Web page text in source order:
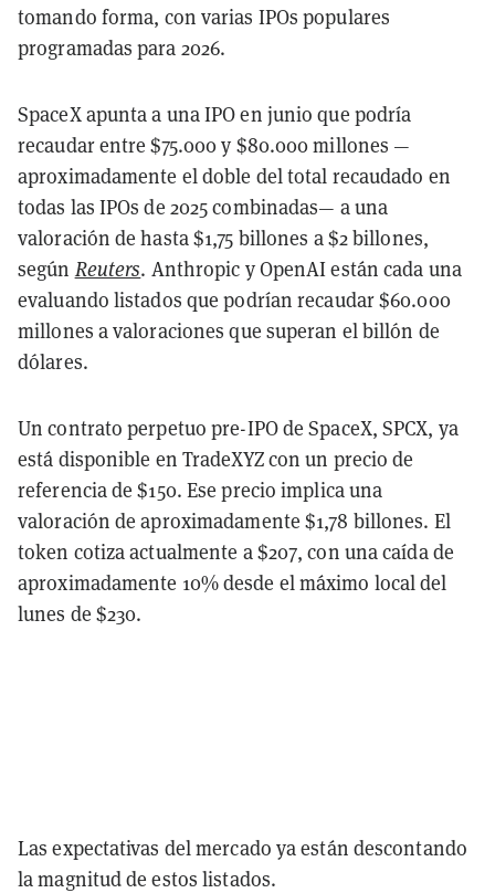
tomando forma, con varias IPOs populares
programadas para 2026.
SpaceX apunta a una IPO en junio que podría
recaudar entre $75.000 y $80.000 millones —
aproximadamente el doble del total recaudado en
todas las IPOs de 2025 combinadas— a una
valoración de hasta $1,75 billones a $2 billones,
según Reuters. Anthropic y OpenAI están cada una
evaluando listados que podrían recaudar $60.000
millones a valoraciones que superan el billón de
dólares.
Un contrato perpetuo pre-IPO de SpaceX, SPCX, ya
está disponible en TradeXYZ con un precio de
referencia de $150. Ese precio implica una
valoración de aproximadamente $1,78 billones. El
token cotiza actualmente a $207, con una caída de
aproximadamente 10% desde el máximo local del
lunes de $230.
Las expectativas del mercado ya están descontando
la magnitud de estos listados.